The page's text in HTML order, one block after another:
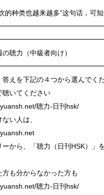
的种类也越来越多”这句话，可
力（中級者向け）
えを下記の４つから選んでくだ
聴いてください
聴力-日刊hsk/
い人は、
から、「聴力（日刊HSK）」
も分からなかった方も
聴力-日刊hsk/